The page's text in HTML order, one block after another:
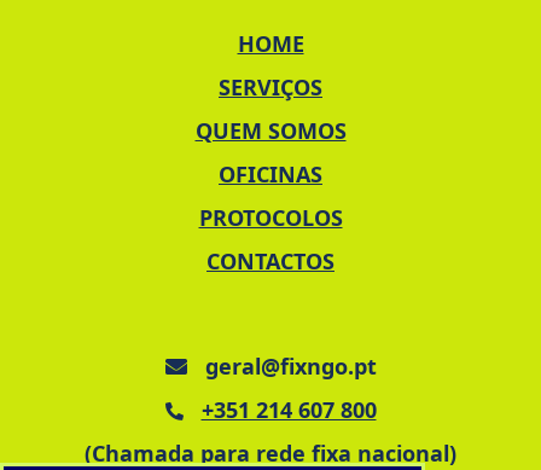
HOME
SERVIÇOS
QUEM SOMOS
OFICINAS
PROTOCOLOS
CONTACTOS
geral@fixngo.pt
+351 214 607 800
(Chamada para rede fixa nacional)